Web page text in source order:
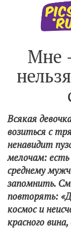
Мне
Всякая
возиться с
ненавидит
мелочам:
среднему
запомнить.
повторять:
космос и
красного